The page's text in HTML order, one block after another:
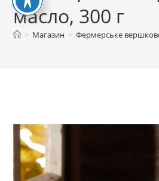
масло, 300 г
> Магазин > Фермерське